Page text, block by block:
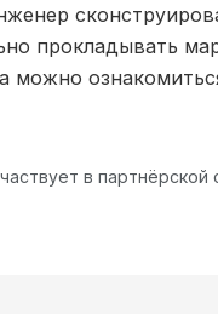
прокладывать
можно
в партнёрской